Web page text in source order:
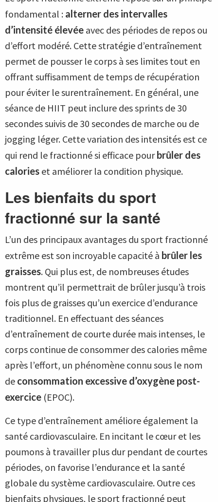
fondamental : alterner des intervalles
d’intensité élevée avec des périodes de repos ou
d’effort modéré. Cette stratégie d’entraînement
permet de pousser le corps à ses limites tout en
offrant suffisamment de temps de récupération
pour éviter le surentraînement. En général, une
séance de HIIT peut inclure des sprints de 30
secondes suivis de 30 secondes de marche ou de
jogging léger. Cette variation des intensités est ce
qui rend le fractionné si efficace pourbrûler des
calories et améliorer la condition physique.
Les bienfaits du sport
fractionné sur la santé
L’un des principaux avantages du sport fractionné
extrême est son incroyable capacité à brûler les
graisses. Qui plus est, de nombreuses études
montrent qu’il permettrait de brûler jusqu’à trois
fois plus de graisses qu’un exercice d’endurance
traditionnel. En effectuant des séances
d’entraînement de courte durée mais intenses, le
corps continue de consommer des calories même
après l’effort, un phénomène connu sous le nom
de consommation excessive d’oxygène post-
exercice (EPOC).
Ce type d’entraînement améliore également la
santé cardiovasculaire. En incitant le cœur et les
poumons à travailler plus dur pendant de courtes
périodes, on favorise l’endurance et la santé
globale du système cardiovasculaire. Outre ces
bienfaits physiques, le sport fractionné peut